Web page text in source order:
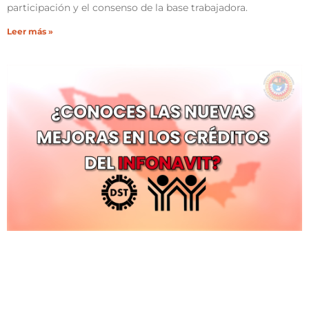
participación y el consenso de la base trabajadora.
Leer más »